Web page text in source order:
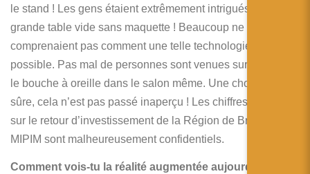
le stand ! Les gens étaient extrêmement intrigués par cette
grande table vide sans maquette ! Beaucoup ne
comprenaient pas comment une telle technologie était
possible. Pas mal de personnes sont venues sur le site via
le bouche à oreille dans le salon même. Une chose est
sûre, cela n’est pas passé inaperçu ! Les chiffres officiels
sur le retour d’investissement de la Région de Bruxelles au
MIPIM sont malheureusement confidentiels.
Comment vois-tu la réalité augmentée aujourd’hui ?